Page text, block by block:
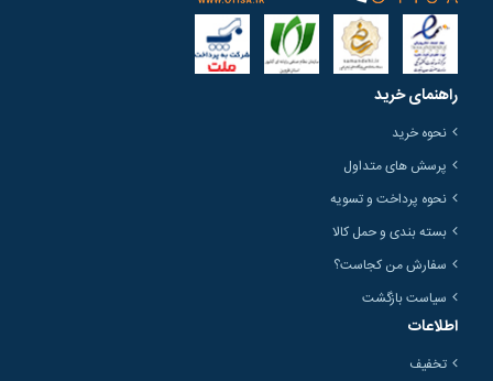
راهنمای خرید
نحوه خرید
پرسش های متداول
نحوه پرداخت و تسویه
بسته بندی و حمل کالا
سفارش من کجاست؟
سیاست بازگشت
اطلاعات
تخفیف